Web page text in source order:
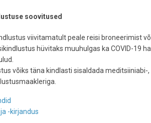
soovitused
viivitamatult peale reisi broneerimist
hüvitaks muuhulgas ka COVID-19
võiks täna kindlasti sisaldada
-kirjandus